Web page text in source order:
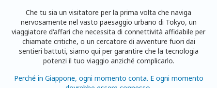
Che tu sia un visitatore per la prima volta che naviga
nervosamente nel vasto paesaggio urbano di Tokyo, un
viaggiatore d'affari che necessita di connettività affidabile per
chiamate critiche, o un cercatore di avventure fuori dai
sentieri battuti, siamo qui per garantire che la tecnologia
potenzi il tuo viaggio anziché complicarlo.
Perché in Giappone, ogni momento conta. E ogni momento